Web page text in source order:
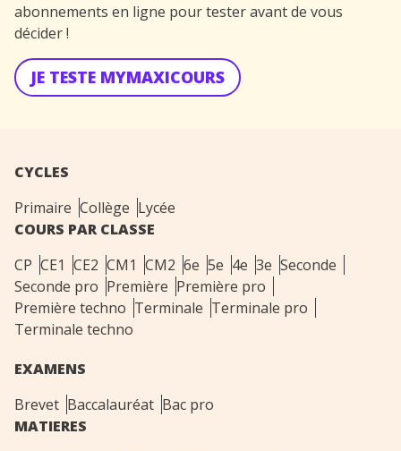
abonnements en ligne pour tester avant de vous
décider !
JE TESTE MYMAXICOURS
CYCLES
Primaire Collège Lycée
COURS PAR CLASSE
CP CE1 CE2 CM1 CM2 6e 5e 4e 3e Seconde
Seconde pro Première Première pro
Première techno Terminale Terminale pro
Terminale techno
EXAMENS
Brevet Baccalauréat Bac pro
MATIERES